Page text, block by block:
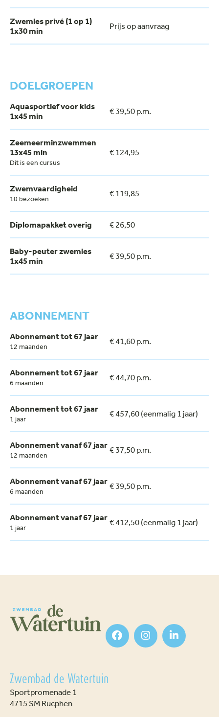
Zwemles privé (1 op 1)
1x30 min
Prijs op aanvraag
DOELGROEPEN
Aquasportief voor kids
1x45 min
€ 39,50 p.m.
Zeemeerminzwemmen
13x45 min
Dit is een cursus
€ 124,95
Zwemvaardigheid
10 bezoeken
€ 119,85
Diplomapakket overig € 26,50
Baby-peuter zwemles
1x45 min
€ 39,50 p.m.
ABONNEMENT
Abonnement tot 67 jaar
12 maanden
€ 41,60 p.m.
Abonnement tot 67 jaar
6 maanden
€ 44,70 p.m.
Abonnement tot 67 jaar
1 jaar
€ 457,60 (eenmalig 1 jaar)
Abonnement vanaf 67 jaar
12 maanden
€ 37,50 p.m.
Abonnement vanaf 67 jaar
6 maanden
€ 39,50 p.m.
Abonnement vanaf 67 jaar
1 jaar
€ 412,50 (eenmalig 1 jaar)
Zwembad de Watertuin
Sportpromenade 1
4715 SM Rucphen